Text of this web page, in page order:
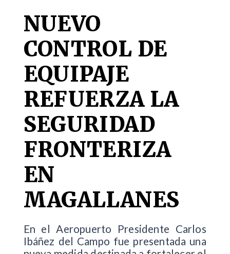
NUEVO
CONTROL DE
EQUIPAJE
REFUERZA LA
SEGURIDAD
FRONTERIZA
EN
MAGALLANES
En el Aeropuerto Presidente Carlos
Ibáñez del Campo fue presentada una